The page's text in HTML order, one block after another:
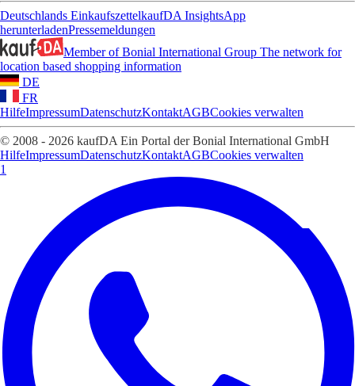
Deutschlands EinkaufszettelkaufDA InsightsApp
herunterladenPressemeldungen
Member of Bonial International Group The network for
location based shopping information
DE
FR
HilfeImpressumDatenschutzKontaktAGBCookies verwalten
© 2008 - 2026 kaufDA Ein Portal der Bonial International GmbH
HilfeImpressumDatenschutzKontaktAGBCookies verwalten
1